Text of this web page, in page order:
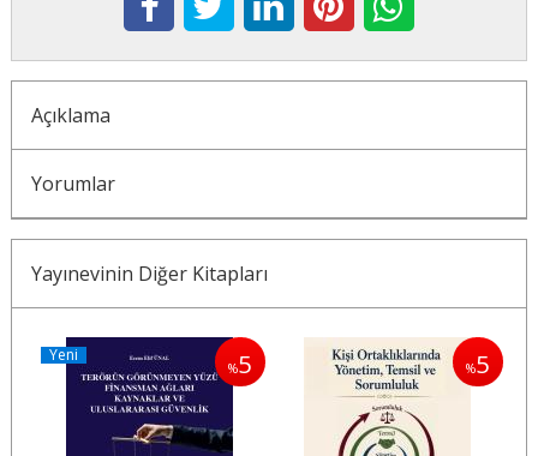
Açıklama
Yorumlar
Yayınevinin Diğer Kitapları
%5
Yeni
%5